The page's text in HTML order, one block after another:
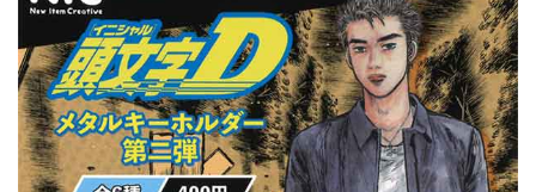
入荷スケジュールをチェック
カプセルトイマシン本体
カプセルトイ